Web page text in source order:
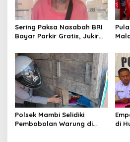
Sering Paksa Nasabah BRI
Bayar Parkir Gratis, Jukir
Polsek Mambi Selidiki
Pembobolan Warung di
di